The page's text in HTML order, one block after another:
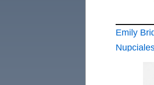
Color:
Emily
Zapatos